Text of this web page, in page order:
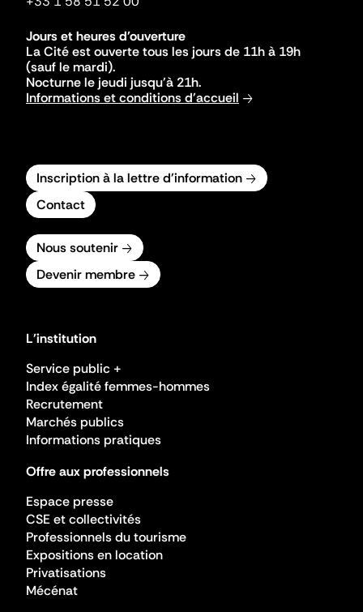
Jours et heures d'ouverture
La Cité est ouverte tous les jours de 11h à 19h
(sauf le mardi).
Nocturne le jeudi jusqu'à 21h.
Informations et conditions d'accueil
Inscription à la lettre d'information
Contact
Nous soutenir
Devenir membre
L'institution
Service public +
Index égalité femmes-hommes
Recrutement
Marchés publics
Informations pratiques
Offre aux professionnels
Espace presse
CSE et collectivités
Professionnels du tourisme
Expositions en location
Privatisations
Mécénat